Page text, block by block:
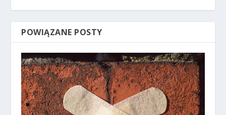
POWIĄZANE POSTY